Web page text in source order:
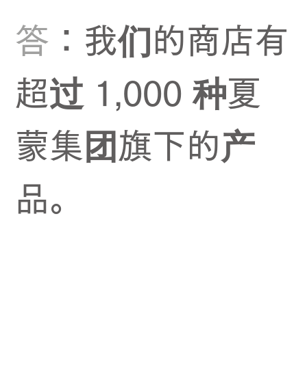
答 ：我们的商店有
超过 1,000 种夏
蒙集团旗下的产
品。